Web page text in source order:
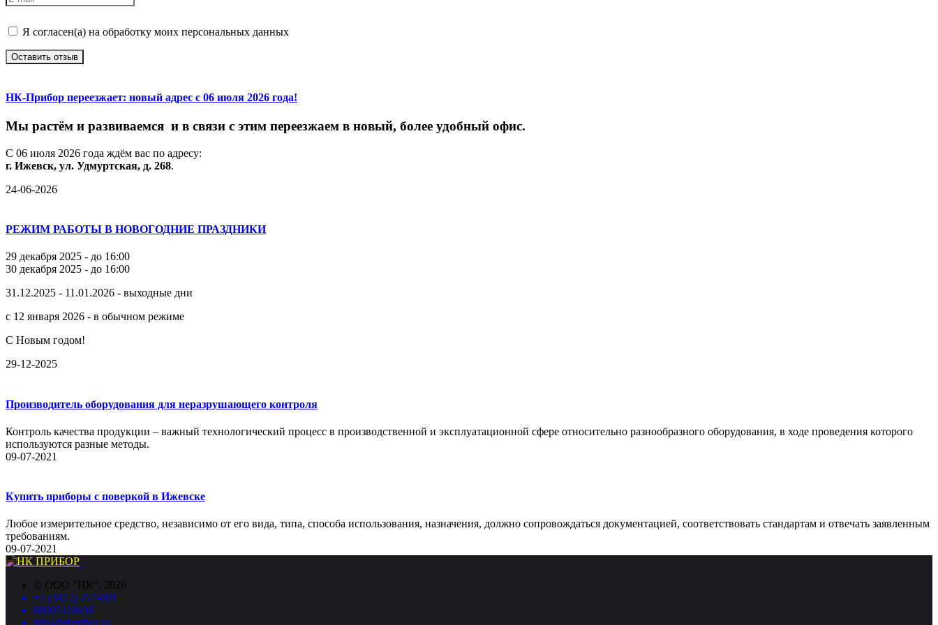
Я согласен(а) на обработку моих персональных данных
Оставить отзыв
НК-Прибор переезжает: новый адрес с 06 июля 2026 года!
Мы растём и развиваемся и в связи с этим переезжаем в новый, более удобный офис.
С 06 июля 2026 года ждём вас по адресу:
г. Ижевск, ул. Удмуртская, д. 268.
24-06-2026
РЕЖИМ РАБОТЫ В НОВОГОДНИЕ ПРАЗДНИКИ
29 декабря 2025 - до 16:00
30 декабря 2025 - до 16:00
31.12.2025 - 11.01.2026 - выходные дни
с 12 января 2026 - в обычном режиме
С Новым годом!
29-12-2025
Производитель оборудования для неразрушающего контроля
Контроль качества продукции – важный технологический процесс в производственной и эксплуатационной сфере относительно разнообразного оборудования, в ходе проведения которого
используются разные методы.
09-07-2021
Купить приборы с поверкой в Ижевске
Любое измерительное средство, независимо от его вида, типа, способа использования, назначения, должно сопровождаться документацией, соответствовать стандартам и отвечать заявленным
требованиям.
09-07-2021
© ООО "НК", 2026
+7 (3412) 277-001
88005118036